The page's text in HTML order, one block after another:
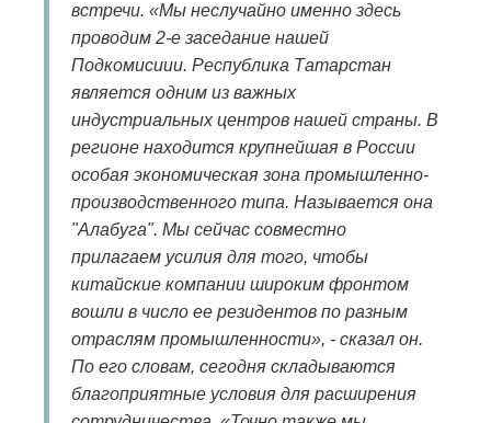
встречи. «Мы неслучайно именно здесь
проводим 2-е заседание нашей
Подкомисиии. Республика Татарстан
является одним из важных
индустриальных центров нашей страны. В
регионе находится крупнейшая в России
особая экономическая зона промышленно-
производственного типа. Называется она
"Алабуга". Мы сейчас совместно
прилагаем усилия для того, чтобы
китайские компании широким фронтом
вошли в число ее резидентов по разным
отраслям промышленности», - сказал он.
По его словам, сегодня складываются
благоприятные условия для расширения